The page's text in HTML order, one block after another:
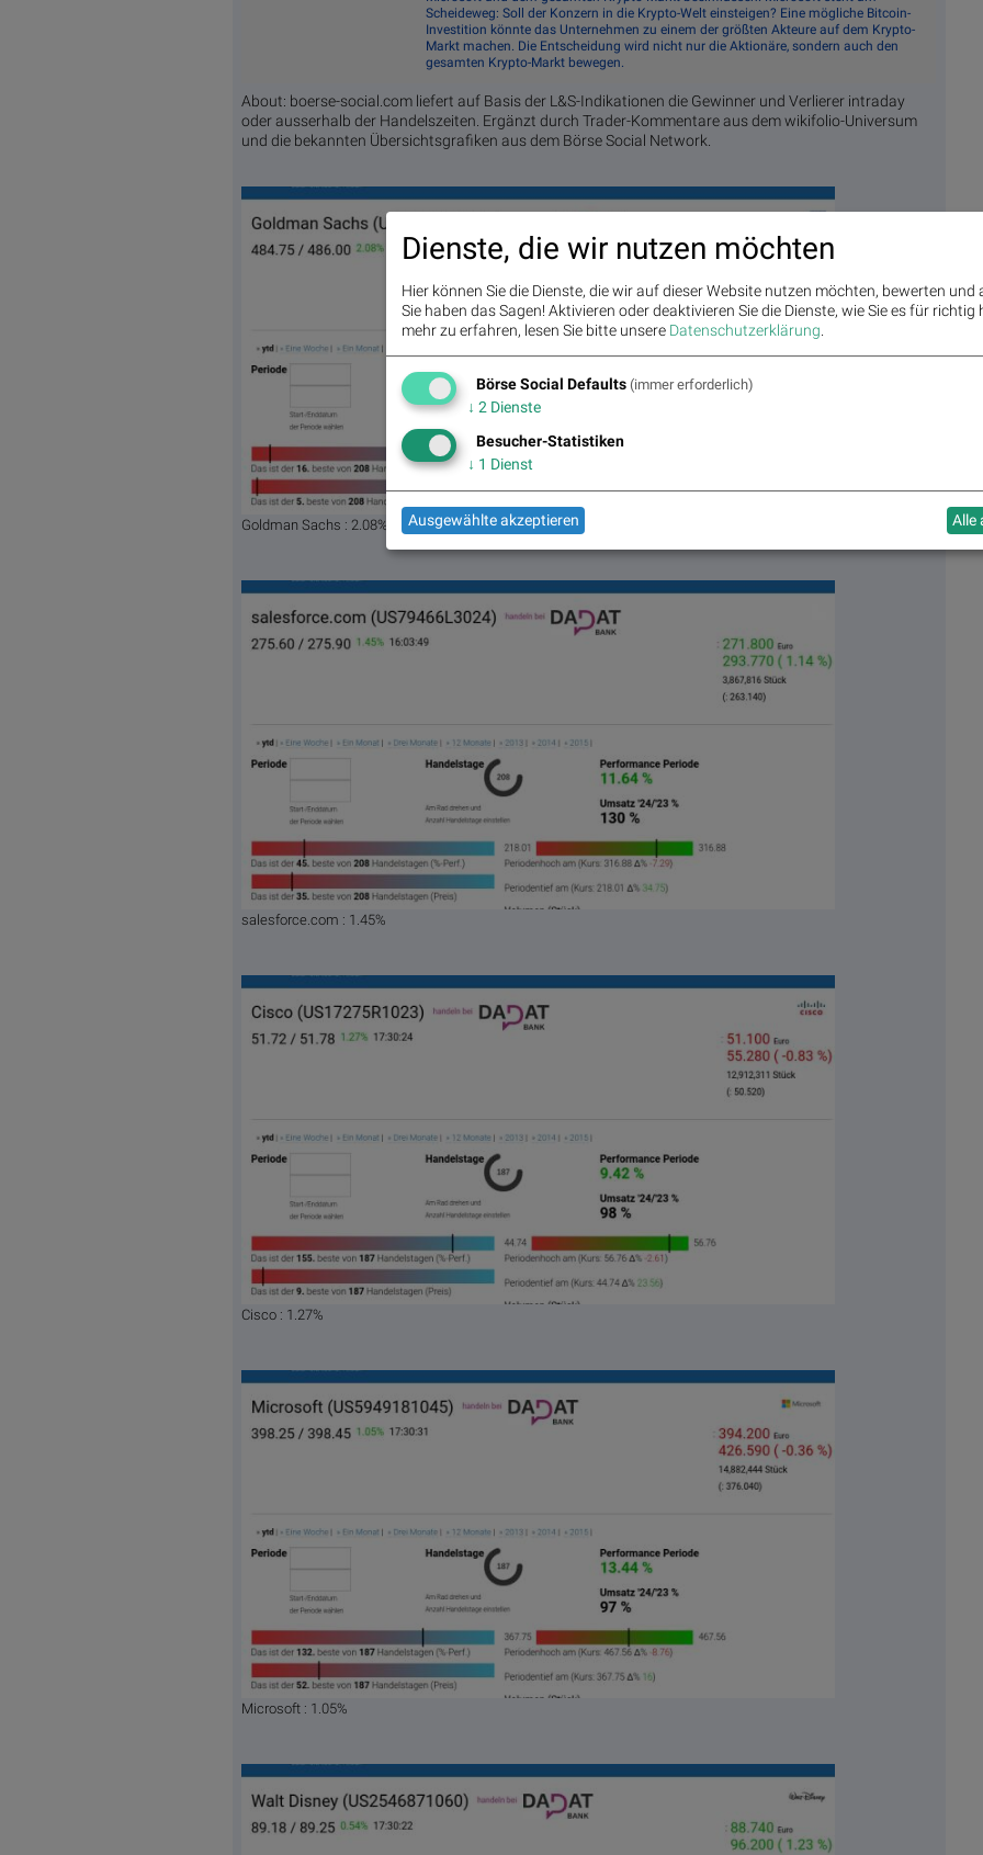
Scheideweg: Soll der Konzern in die Krypto-Welt einsteigen? Eine mögliche Bitcoin-
Investition könnte das Unternehmen zu einem der größten Akteure auf dem Krypto-
Markt machen. Die Entscheidung wird nicht nur die Aktionäre, sondern auch den
gesamten Krypto-Markt bewegen.
About: boerse-social.com liefert auf Basis der L&S-Indikationen die Gewinner und Verlierer intraday
oder ausserhalb der Handelszeiten. Ergänzt durch Trader-Kommentare aus dem wikifolio-Universum
und die bekannten Übersichtsgrafiken aus dem Börse Social Network.
Goldman Sachs : 2.08%
salesforce.com : 1.45%
Cisco : 1.27%
Microsoft : 1.05%
Dienste, die wir nutzen möchten
Hier können Sie die Dienste, die wir auf dieser Website nutzen möchten, bewerten und
Sie haben das Sagen! Aktivieren oder deaktivieren Sie die Dienste, wie Sie es für richtig
mehr zu erfahren, lesen Sie bitte unsere Datenschutzerklärung
Börse Social Defaults (immer erforderlich)
↓ 2 Dienste
Besucher-Statistiken
↓ 1 Dienst
Ausgewählte akzeptieren Alle